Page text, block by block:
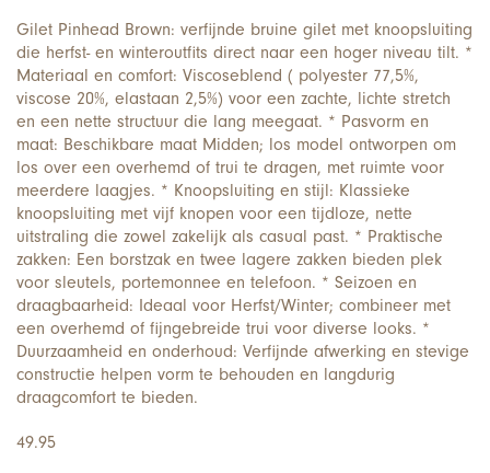
Gilet Pinhead Brown: verfijnde bruine gilet met knoopsluiting
die herfst- en winteroutfits direct naar een hoger niveau tilt. *
Materiaal en comfort: Viscoseblend ( polyester 77,5%,
viscose 20%, elastaan 2,5%) voor een zachte, lichte stretch
en een nette structuur die lang meegaat. * Pasvorm en
maat: Beschikbare maat Midden; los model ontworpen om
los over een overhemd of trui te dragen, met ruimte voor
meerdere laagjes. * Knoopsluiting en stijl: Klassieke
knoopsluiting met vijf knopen voor een tijdloze, nette
uitstraling die zowel zakelijk als casual past. * Praktische
zakken: Een borstzak en twee lagere zakken bieden plek
voor sleutels, portemonnee en telefoon. * Seizoen en
draagbaarheid: Ideaal voor Herfst/Winter; combineer met
een overhemd of fijngebreide trui voor diverse looks. *
Duurzaamheid en onderhoud: Verfijnde afwerking en stevige
constructie helpen vorm te behouden en langdurig
draagcomfort te bieden.
49.95